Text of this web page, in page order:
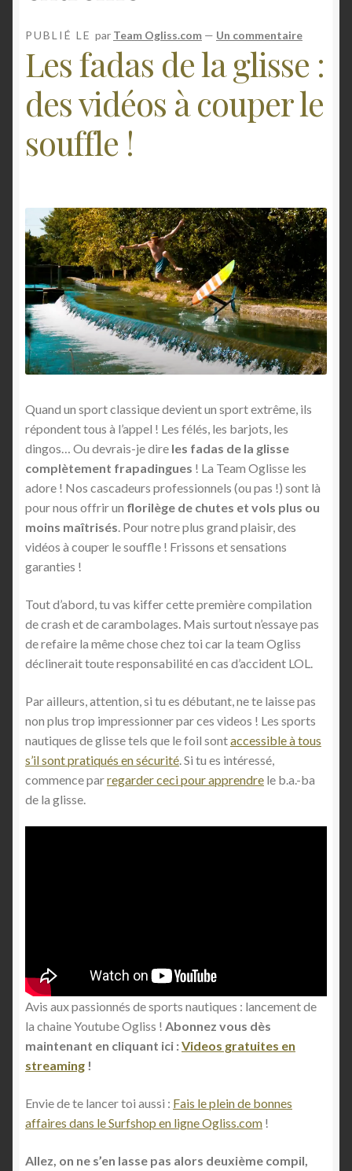
Mon compte
E-foil
Contact
PUBLIÉ LE par Team Ogliss.com — Un commentaire
Les fadas de la glisse :
des vidéos à couper le
souffle !
Quand un sport classique devient un sport extrême, ils
répondent tous à l’appel ! Les félés, les barjots, les
dingos… Ou devrais-je dire les fadas de la glisse
complètement frapadingues ! La Team Oglisse les
adore ! Nos cascadeurs professionnels (ou pas !) sont là
pour nous offrir un florilège de chutes et vols plus ou
moins maîtrisés. Pour notre plus grand plaisir, des
vidéos à couper le souffle ! Frissons et sensations
garanties !
Tout d’abord, tu vas kiffer cette première compilation
de crash et de carambolages. Mais surtout n’essaye pas
de refaire la même chose chez toi car la team Ogliss
déclinerait toute responsabilité en cas d’accident LOL.
Par ailleurs, attention, si tu es débutant, ne te laisse pas
non plus trop impressionner par ces videos ! Les sports
nautiques de glisse tels que le foil sontaccessible à tous
s’il sont pratiqués en sécurité . Si tu es intéressé,
commence parregarder ceci pour apprendre le b.a.-ba
de la glisse.
Avis aux passionnés de sports nautiques : lancement de
la chaine Youtube Ogliss ! Abonnez vous dès
maintenant en cliquant ici :Videos gratuites en
streaming !
Envie de te lancer toi aussi : Fais le plein de bonnes
affaires dans le Surfshop en ligne Ogliss.com !
Allez, on ne s’en lasse pas alors deuxième compil,